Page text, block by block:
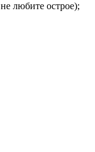
любите острое);